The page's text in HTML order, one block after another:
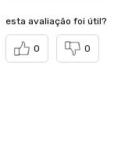
esta avaliação foi útil?
0 0